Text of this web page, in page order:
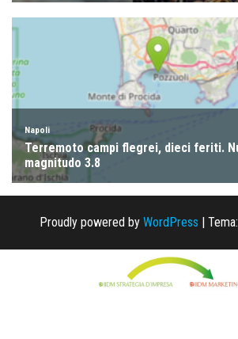
Proudly powered by WordPress | Tema: